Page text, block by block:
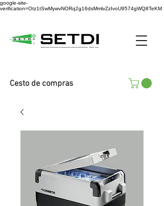
google-site-
verification=Otz1tSwMywvNORq2g16dsMmlvZzIvoU9574gWQ8TeKM
Cesto de compras